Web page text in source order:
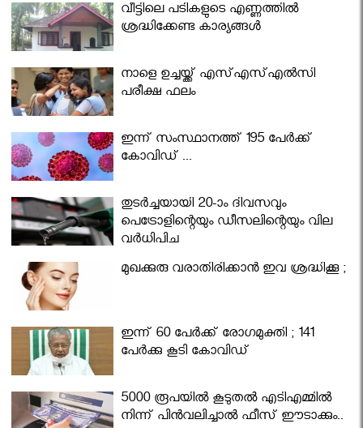
വീട്ടിലെ പടികളുടെ എണ്ണത്തിൽ
ശ്രദ്ധിക്കേണ്ട കാര്യങ്ങൾ
നാളെ ഉച്ചയ്ക്ക് എസ്എസ്എല്‍സി
പരീക്ഷ ഫലം
ഇന്ന് സംസ്ഥാനത്ത് 195 പേര്‍ക്ക്
കോവിഡ് ...
തുടർച്ചയായി 20-ാം ദിവസവും
പെട്രോളിന്റെയും ഡീസലിന്റെയും വില
വര്‍ധിപ്പിച്ചു
മുഖക്കുരു വരാതിരിക്കാന്‍ ഇവ ശ്രദ്ധിക്കൂ ;
ഇന്ന് 60 പേർക്ക് രോഗമുക്തി ; 141
പേര്‍ക്കു കൂടി കോവിഡ്
5000 രൂപയിൽ കൂടുതൽ എടിഎമ്മിൽ
നിന്ന് പിൻവലിച്ചാൽ ഫീസ് ഈടാക്കും..